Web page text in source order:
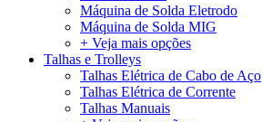
Máquina de Solda Eletrodo
Máquina de Solda MIG
+ Veja mais opções
Talhas e Trolleys
Talhas Elétrica de Cabo de Aço
Talhas Elétrica de Corrente
Talhas Manuais